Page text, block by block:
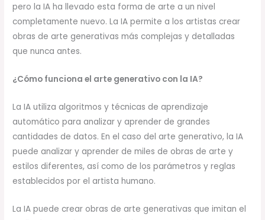
pero la IA ha llevado esta forma de arte a un nivel
completamente nuevo. La IA permite a los artistas crear
obras de arte generativas más complejas y detalladas
que nunca antes.
¿Cómo funciona el arte generativo con la IA?
La IA utiliza algoritmos y técnicas de aprendizaje
automático para analizar y aprender de grandes
cantidades de datos. En el caso del arte generativo, la IA
puede analizar y aprender de miles de obras de arte y
estilos diferentes, así como de los parámetros y reglas
establecidos por el artista humano.
La IA puede crear obras de arte generativas que imitan el